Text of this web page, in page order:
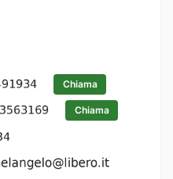
Chiama
Chiama